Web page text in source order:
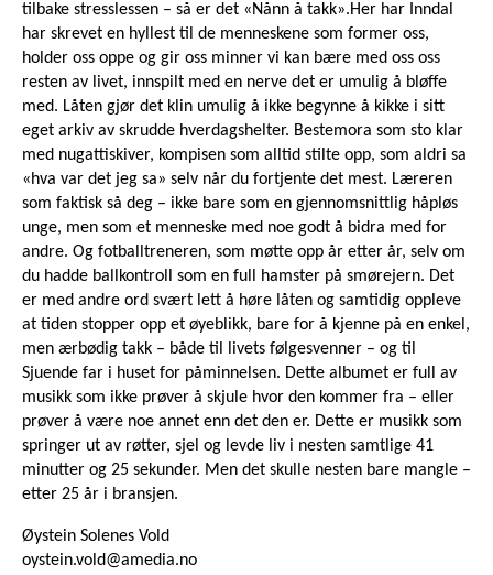
tilbake stresslessen – så er det «Nånn å takk».Her har Inndal
har skrevet en hyllest til de menneskene som former oss,
holder oss oppe og gir oss minner vi kan bære med oss oss
resten av livet, innspilt med en nerve det er umulig å bløffe
med. Låten gjør det klin umulig å ikke begynne å kikke i sitt
eget arkiv av skrudde hverdagshelter. Bestemora som sto klar
med nugattiskiver, kompisen som alltid stilte opp, som aldri sa
«hva var det jeg sa» selv når du fortjente det mest. Læreren
som faktisk så deg – ikke bare som en gjennomsnittlig håpløs
unge, men som et menneske med noe godt å bidra med for
andre. Og fotballtreneren, som møtte opp år etter år, selv om
du hadde ballkontroll som en full hamster på smørejern. Det
er med andre ord svært lett å høre låten og samtidig oppleve
at tiden stopper opp et øyeblikk, bare for å kjenne på en enkel,
men ærbødig takk – både til livets følgesvenner – og til
Sjuende far i huset for påminnelsen. Dette albumet er full av
musikk som ikke prøver å skjule hvor den kommer fra – eller
prøver å være noe annet enn det den er. Dette er musikk som
springer ut av røtter, sjel og levde liv i nesten samtlige 41
minutter og 25 sekunder. Men det skulle nesten bare mangle –
etter 25 år i bransjen.
Øystein Solenes Vold
oystein.vold@amedia.no